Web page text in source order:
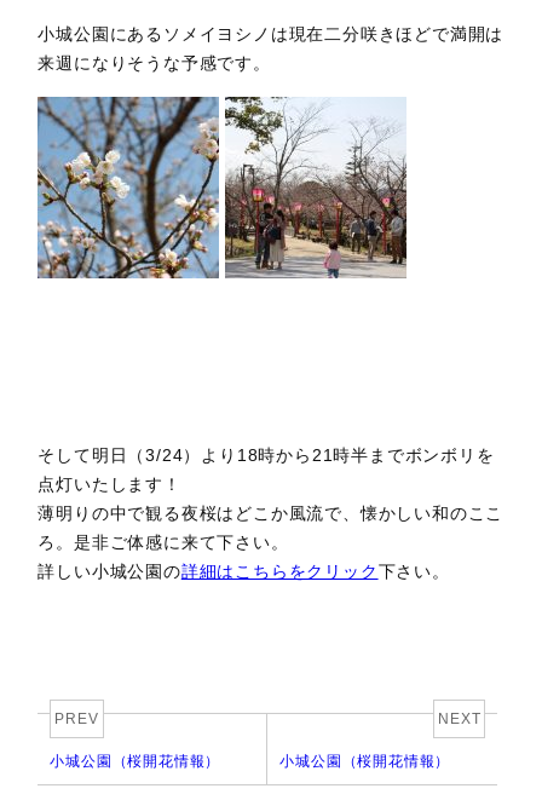
小城公園にあるソメイヨシノは現在二分咲きほどで満開は
来週になりそうな予感です。
そして明日（3/24）より18時から21時半までボンボリを
点灯いたします！
薄明りの中で観る夜桜はどこか風流で、懐かしい和のここ
ろ。是非ご体感に来て下さい。
詳しい小城公園の詳細はこちらをクリック 下さい。
PREV
小城公園（桜開花情報）
NEXT
小城公園（桜開花情報）